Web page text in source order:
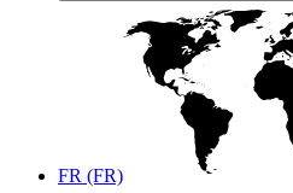
FR (FR)